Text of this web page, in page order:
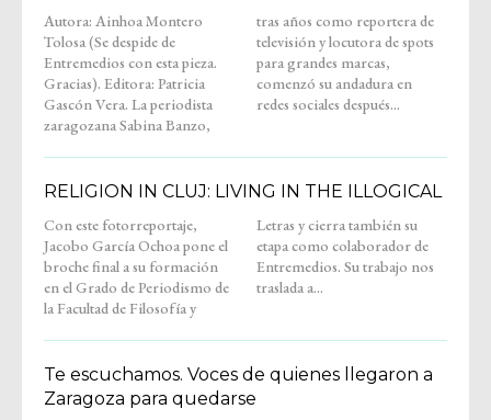
Autora: Ainhoa Montero
Tolosa (Se despide de
Entremedios con esta pieza.
Gracias). Editora: Patricia
Gascón Vera. La periodista
zaragozana Sabina Banzo,
tras años como reportera de
televisión y locutora de spots
para grandes marcas,
comenzó su andadura en
redes sociales después...
RELIGION IN CLUJ: LIVING IN THE ILLOGICAL
Con este fotorreportaje,
Jacobo García Ochoa pone el
broche final a su formación
en el Grado de Periodismo de
la Facultad de Filosofía y
Letras y cierra también su
etapa como colaborador de
Entremedios. Su trabajo nos
traslada a...
Te escuchamos. Voces de quienes llegaron a
Zaragoza para quedarse